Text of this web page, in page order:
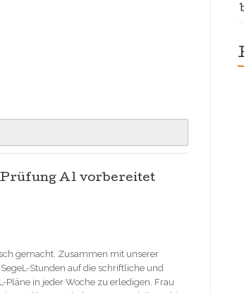
A1 vorbereitet
gemacht. Zusammen mit unserer
Stunden auf die schriftliche und
Pläne in jeder Woche zu erledigen. Frau